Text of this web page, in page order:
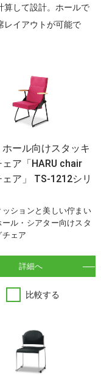
算して設計。ホールで
レイアウトが可能で
ホール向けスタッキ
ェア「HARU chair
ア」 TS-1212シリ
ッションと美しい佇まい
ール・シアター向けスタ
チェア
詳細へ
比較する